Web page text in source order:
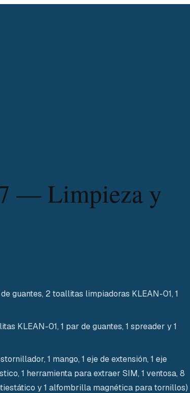
— Limpieza y
guantes, 2 toallitas limpiadoras KLEAN-01, 1
KLEAN-01, 1 par de guantes, 1 spreader y 1
1 mango, 1 eje de extensión, 1 eje
1 herramienta para extraer SIM, 1 ventosa, 8
y 1 alfombrilla magnética para tornillos)